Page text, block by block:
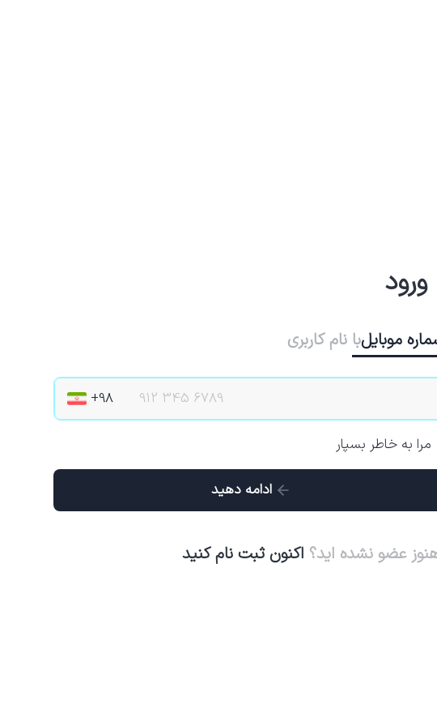
ورود
موبایلبا نام کاربری
مرا به خاطر بسپار
ادامه دهید
هنوز عضو نشده اید؟ اکنون ثبت نام کنید